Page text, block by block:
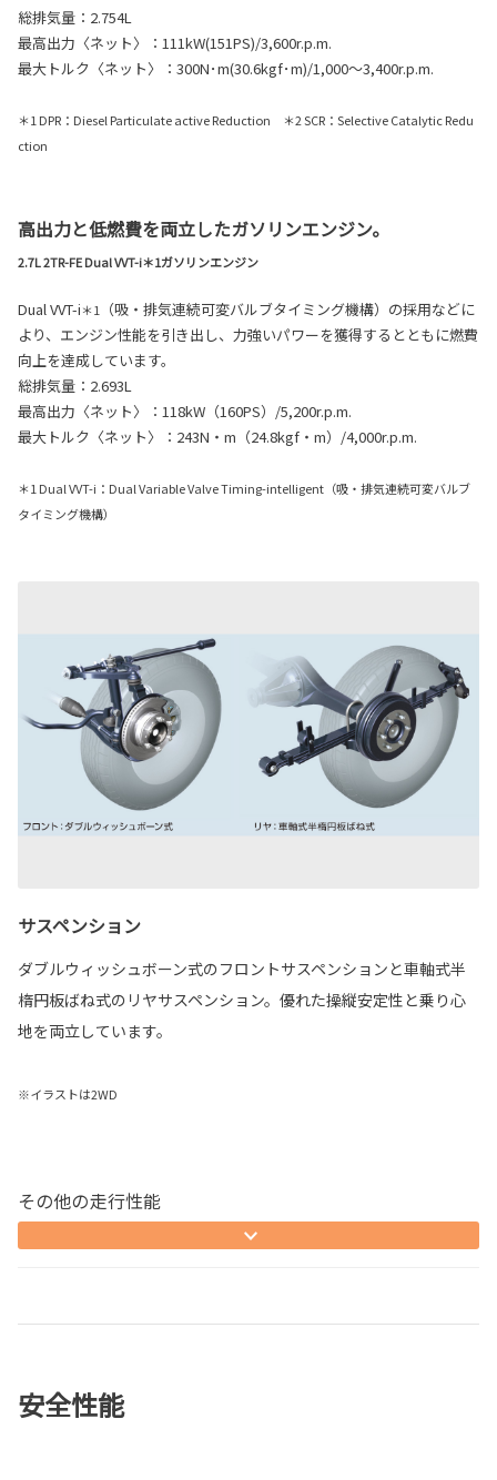
総排気量：2.754L
最高出力〈ネット〉：111kW(151PS)/3,600r.p.m.
最大トルク〈ネット〉：300N･m(30.6kgf･m)/1,000〜3,400r.p.m.
＊1 DPR：Diesel Particulate active Reduction ＊2 SCR：Selective Catalytic Redu
ction
高出力と低燃費を両立したガソリンエンジン。
2.7L 2TR-FE Dual VVT-i＊1ガソリンエンジン
Dual VVT-i＊1
（吸・排気連続可変バルブタイミング機構）の採用などに
より、エンジン性能を引き出し、力強いパワーを獲得するとともに燃費
向上を達成しています。
総排気量：2.693L
最高出力〈ネット〉：118kW（160PS）/5,200r.p.m.
最大トルク〈ネット〉：243N・m（24.8kgf・m）/4,000r.p.m.
＊1 Dual VVT-i：Dual Variable Valve Timing-intelligent（吸・排気連続可変バルブ
タイミング機構）
サスペンション
ダブルウィッシュボーン式のフロントサスペンションと車軸式半
楕円板ばね式のリヤサスペンション。優れた操縦安定性と乗り心
地を両立しています。
※イラストは2WD
その他の走行性能
安全性能